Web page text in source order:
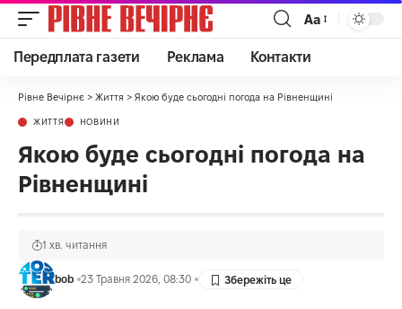
Аа
Передплата газети Реклама Контакти
Рівне Вечірнє > Життя > Якою буде сьогодні погода на Рівненщині
ЖИТТЯ НОВИНИ
Якою буде сьогодні погода на
Рівненщині
bob 23 Травня 2026, 08:30
1 хв. читання